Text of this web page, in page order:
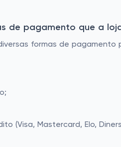
de pagamento que a
formas de pagamento
(Visa, Mastercard, Elo,